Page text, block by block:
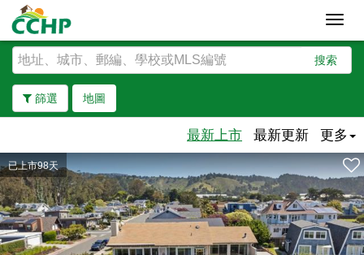
搜索
篩選 地圖
去除邊界
最新上市 最新更新 更多
已上市98天